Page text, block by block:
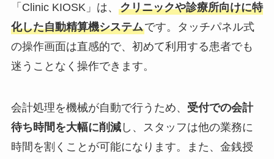
「Clinic KIOSK」は、 クリニックや診療所向けに特
化した自動精算機システムです。タッチパネル式
の操作画面は直感的で、初めて利用する患者でも
迷うことなく操作できます。
会計処理を機械が自動で行うため、 受付での会計
待ち時間を大幅に削減し、スタッフは他の業務に
時間を割くことが可能になります。また、金銭授